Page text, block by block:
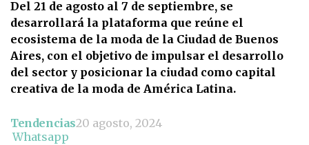
Del 21 de agosto al 7 de septiembre, se
desarrollará la plataforma que reúne el
ecosistema de la moda de la Ciudad de Buenos
Aires, con el objetivo de impulsar el desarrollo
del sector y posicionar la ciudad como capital
creativa de la moda de América Latina.
Tendencias20 agosto, 2024
Whatsapp